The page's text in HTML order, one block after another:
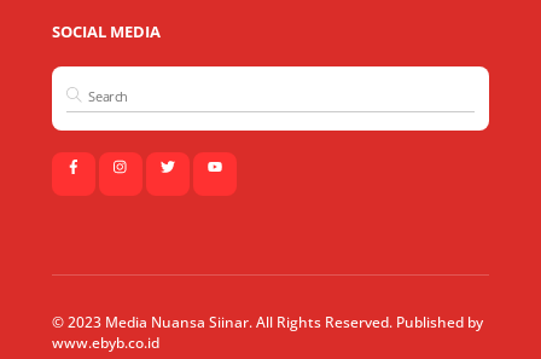
SOCIAL MEDIA
© 2023 Media Nuansa Siinar. All Rights Reserved. Published by
www.ebyb.co.id